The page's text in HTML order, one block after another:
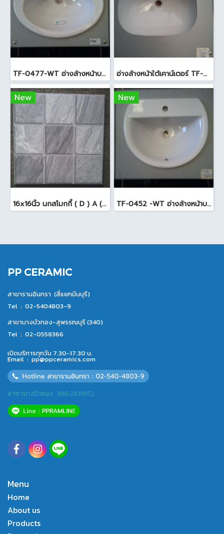
TF-0477-WT อ่างล้างหน้าบนเคาน์เตอร์ สีขาว อ่างล้างหน้าใต้เคาน์เตอร์ TF-0458 สีขาว
New
16x16นิ้ว นกสโมกกี้ ( D ) A (Pack6)
New
TF-0452 -WT อ่างล้างหน้าบนเคาน์เตอร์ สีขาว
PP CERAMIC
สาขารามอินทรา (สี่แยกมีนบุรี)
Tel : 02-5404803-9
สาขาบางบัวทอง-สุพรรณบุรี (340)
Tel : 02-0558366
เปิดบริการทุกวัน 7.30-17.30 น.
Email : pp@ppceramics.com
สาขาบางบัวทอง : 096-2839952
Menu
Home
About us
Products